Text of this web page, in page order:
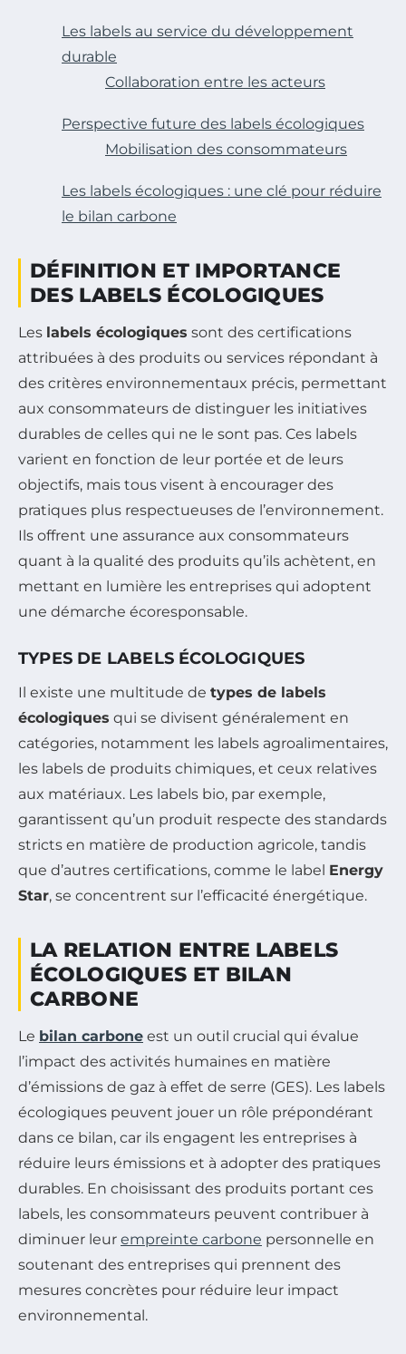
Les labels au service du développement
durable
Collaboration entre les acteurs
Perspective future des labels écologiques
Mobilisation des consommateurs
Les labels écologiques : une clé pour réduire
le bilan carbone
DÉFINITION ET IMPORTANCE
DES LABELS ÉCOLOGIQUES
Les labels écologiques sont des certifications
attribuées à des produits ou services répondant à
des critères environnementaux précis, permettant
aux consommateurs de distinguer les initiatives
durables de celles qui ne le sont pas. Ces labels
varient en fonction de leur portée et de leurs
objectifs, mais tous visent à encourager des
pratiques plus respectueuses de l’environnement.
Ils offrent une assurance aux consommateurs
quant à la qualité des produits qu’ils achètent, en
mettant en lumière les entreprises qui adoptent
une démarche écoresponsable.
TYPES DE LABELS ÉCOLOGIQUES
Il existe une multitude de types de labels
écologiques qui se divisent généralement en
catégories, notamment les labels agroalimentaires,
les labels de produits chimiques, et ceux relatives
aux matériaux. Les labels bio, par exemple,
garantissent qu’un produit respecte des standards
stricts en matière de production agricole, tandis
que d’autres certifications, comme le label Energy
Star, se concentrent sur l’efficacité énergétique.
LA RELATION ENTRE LABELS
ÉCOLOGIQUES ET BILAN
CARBONE
Le bilan carbone est un outil crucial qui évalue
l’impact des activités humaines en matière
d’émissions de gaz à effet de serre (GES). Les labels
écologiques peuvent jouer un rôle prépondérant
dans ce bilan, car ils engagent les entreprises à
réduire leurs émissions et à adopter des pratiques
durables. En choisissant des produits portant ces
labels, les consommateurs peuvent contribuer à
diminuer leur empreinte carbone personnelle en
soutenant des entreprises qui prennent des
mesures concrètes pour réduire leur impact
environnemental.